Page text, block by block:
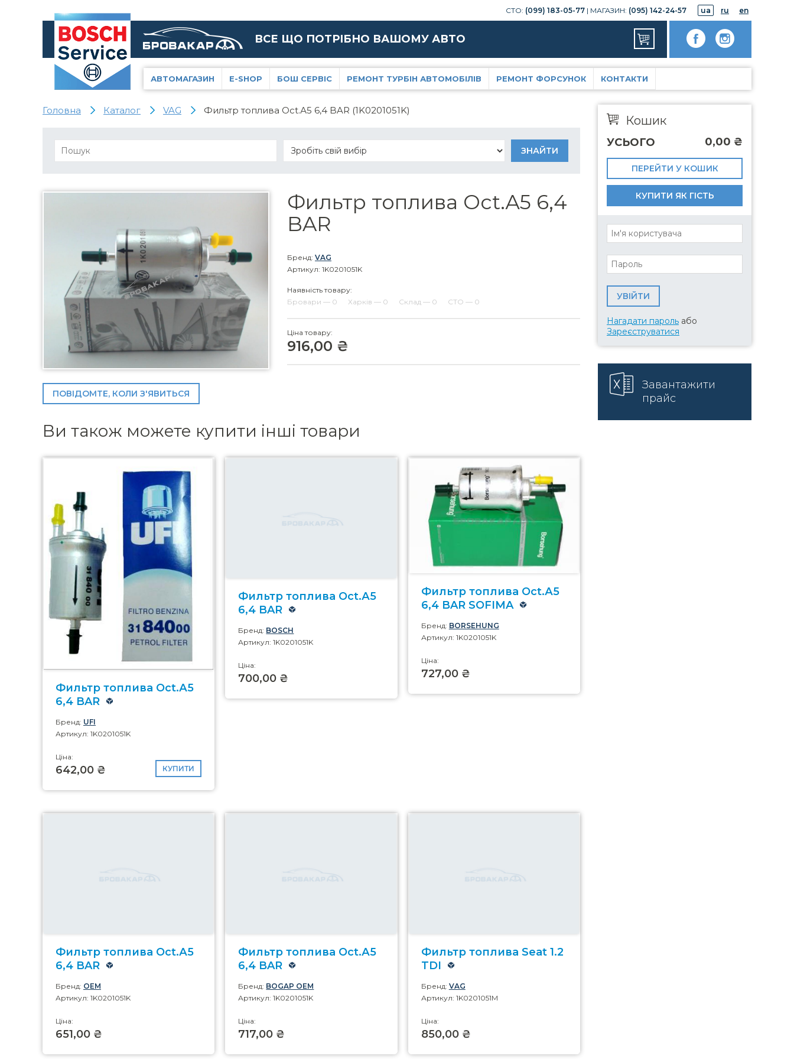
СТО: (099) 183-05-77 | МАГАЗИН: (095) 142-24-57 ua ru en
ВСЕ ЩО ПОТРІБНО ВАШОМУ АВТО
АВТОМАГАЗИН E-SHOP БОШ СЕРВІС РЕМОНТ ТУРБІН АВТОМОБІЛІВ РЕМОНТ ФОРСУНОК КОНТАКТИ
Головна Каталог VAG Фильтр топлива Oct.А5 6,4 BAR (1K0201051K)
Фильтр топлива Oct.А5 6,4
BAR
Бренд: VAG
Артикул: 1K0201051K
Наявність товару:
Бровари — 0
Харків — 0 Склад — 0 СТО — 0
Ціна товару:
916,00 ₴
ПОВІДОМТЕ, КОЛИ З'ЯВИТЬСЯ
Ви також можете купити інші товари
Фильтр топлива Oct.А5
6,4 BAR
Бренд: UFI
Артикул: 1K0201051K
Ціна:
642,00 ₴ КУПИТИ
Фильтр топлива Oct.А5
6,4 BAR
Бренд: BOSCH
Артикул: 1K0201051K
Ціна:
700,00 ₴
Фильтр топлива Oct.А5
6,4 BAR SOFIMA
Бренд: BORSEHUNG
Артикул: 1K0201051K
Ціна:
727,00 ₴
Фильтр топлива Oct.А5
6,4 BAR
Бренд: OEM
Артикул: 1K0201051K
Ціна:
651,00 ₴
Фильтр топлива Oct.А5
6,4 BAR
Бренд: BOGAP OEM
Артикул: 1K0201051K
Ціна:
717,00 ₴
Фильтр топлива Seat 1.2
TDI
Бренд: VAG
Артикул: 1K0201051M
Ціна:
850,00 ₴
Кошик
УСЬОГО 0,00 ₴
ПЕРЕЙТИ У КОШИК
КУПИТИ ЯК ГІСТЬ
Нагадати пароль або
Зареєструватися
Завантажити
прайс